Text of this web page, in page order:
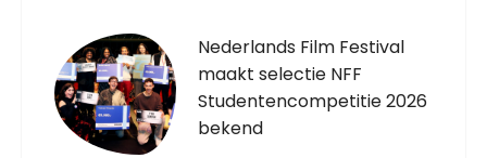
Nederlands Film Festival
maakt selectie NFF
Studentencompetitie 2026
bekend